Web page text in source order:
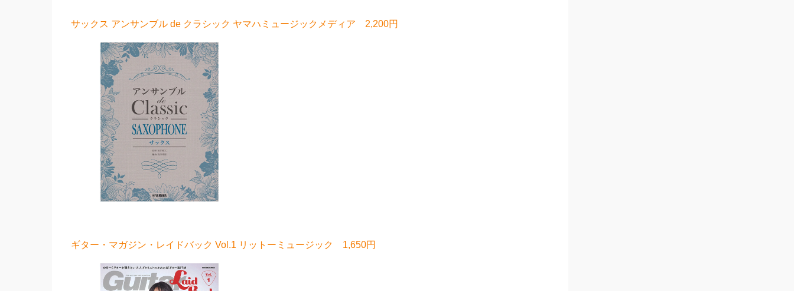
サックス アンサンブル de クラシック ヤマハミュージックメディア 2,200円
ギター・マガジン・レイドバック Vol.1 リットーミュージック 1,650円